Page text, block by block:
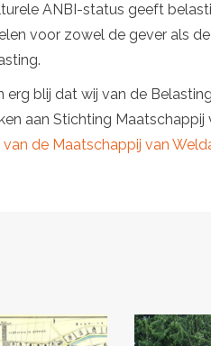
ANBI-status geeft
voor zowel de gever als
erg blij dat wij van de
aan Stichting
van de Maatschappij van